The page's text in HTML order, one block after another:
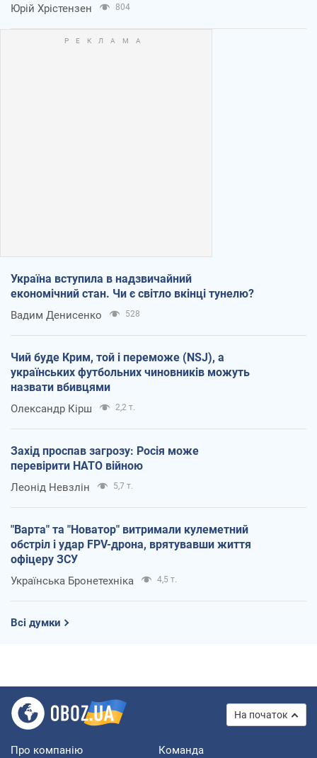
Юрій Хрістензен 804
Україна вступила в надзвичайний
економічний стан. Чи є світло вкінці тунелю?
Вадим Денисенко 528
Чий буде Крим, той і переможе (NSJ), а
українських футбольних чиновників можуть
назвати вбивцями
Олександр Кірш 2,2 т.
Захід проспав загрозу: Росія може
перевірити НАТО війною
Леонід Невзлін 5,7 т.
"Варта" та "Новатор" витримали кулеметний
обстріл і удар FPV-дрона, врятувавши життя
офіцеру ЗСУ
Українська Бронетехніка 4,5 т.
Всі думки
На початок
Про компанію Команда